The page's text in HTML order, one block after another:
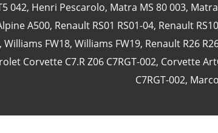
042, Henri Pescarolo, Matra MS 80 003,
A500, Renault RS01 RS01-04, Renault
Williams FW18, Williams FW19, Renault R26
Corvette C7.R Z06 C7RGT-002, Corvette
C7RGT-002,